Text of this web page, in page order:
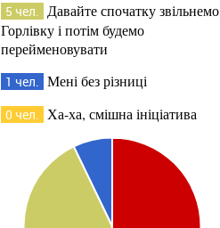
5 чел. Давайте спочатку звільнемо
Горлівку і потім будемо
перейменовувати
1 чел. Мені без різниці
0 чел. Ха-ха, смішна ініціатива